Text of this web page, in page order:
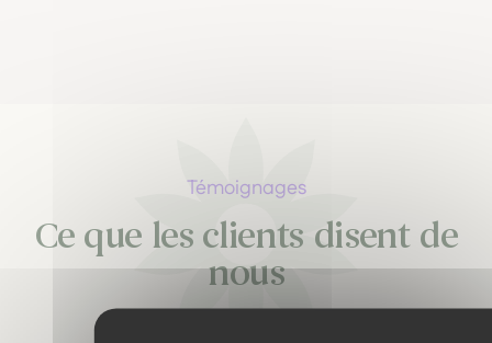
Témoignages
Ce que les clients disent de
nous